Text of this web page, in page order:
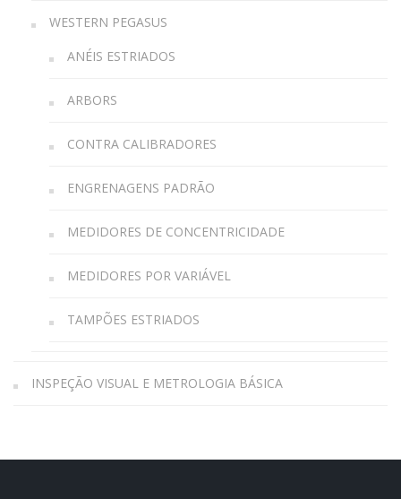
WESTERN PEGASUS
ANÉIS ESTRIADOS
ARBORS
CONTRA CALIBRADORES
ENGRENAGENS PADRÃO
MEDIDORES DE CONCENTRICIDADE
MEDIDORES POR VARIÁVEL
TAMPÕES ESTRIADOS
INSPEÇÃO VISUAL E METROLOGIA BÁSICA